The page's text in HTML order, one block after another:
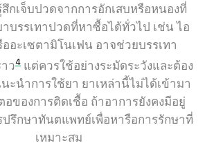
เจ็บปวดจากการอักเสบหรือหนองที่
าบรรเทาปวดที่หาซื้อได้ทั่วไป เช่น ไอ
อะเซตามิโนเฟน อาจช่วยบรรเทา
ว4 แต่ควรใช้อย่างระมัดระวังและต้อง
นำการใช้ยา ยาเหล่านี้ไม่ได้เข้ามา
ของการติดเชื้อ ถ้าอาการยังคงมีอยู่
ปรึกษาทันตแพทย์เพื่อหารือการรักษาที่
เหมาะสม